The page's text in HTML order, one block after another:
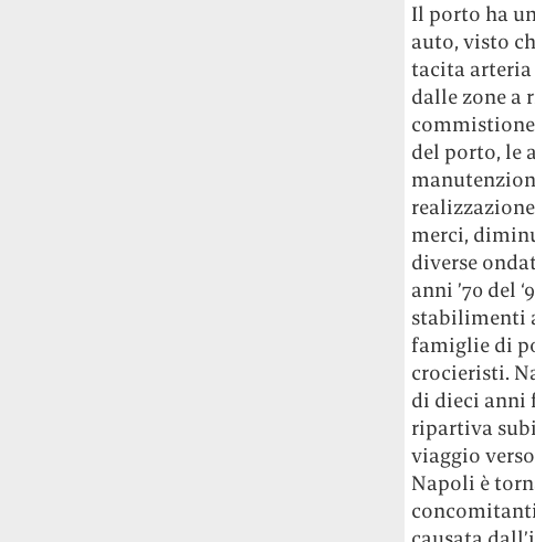
Il porto ha
auto, visto
tacita
dalle zone a
del porto, le
merci,
diverse
anni ’70 del
stabilimenti
famiglie di
crocieristi.
di dieci anni
ripartiva
viaggio
Napoli è